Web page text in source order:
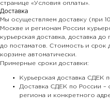
странице «Условия оплаты».
Доставка
Мы осуществляем доставку (при
Москве и регионам России
курьерская доставка, доставка
до постаматов. Стоимость и срок
корзине автоматически.
Примерные сроки доставки:
Курьерская доставка СДЕК
Доставка СДЕК по России –
региона и конкретного